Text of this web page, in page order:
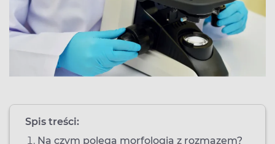
Spis treści:
Na czym polega morfologia z rozmazem?